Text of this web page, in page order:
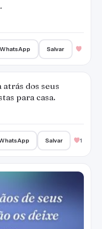
WhatsApp Salvar
dos seus
para casa.
Salvar 1